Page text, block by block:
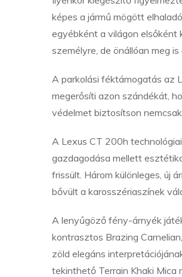
képes a jármű mögött
egyébként a világon
személyre, de önállóan meg
A parkolási féktámogatás az
megerősíti azon szándékát,
védelmet biztosítson
A Lexus CT 200h technológiai
gazdagodása mellett
frissült. Három különleges, új
bővült a karosszériaszínek
A lenyűgöző fény-árnyék
kontrasztos Brazing
zöld elegáns
tekinthető Terrain Khaki Mica